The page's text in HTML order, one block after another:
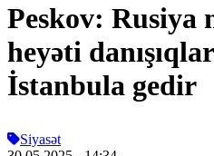
Peskov: Rusiya
heyəti
İstanbula gedir
Siyasət